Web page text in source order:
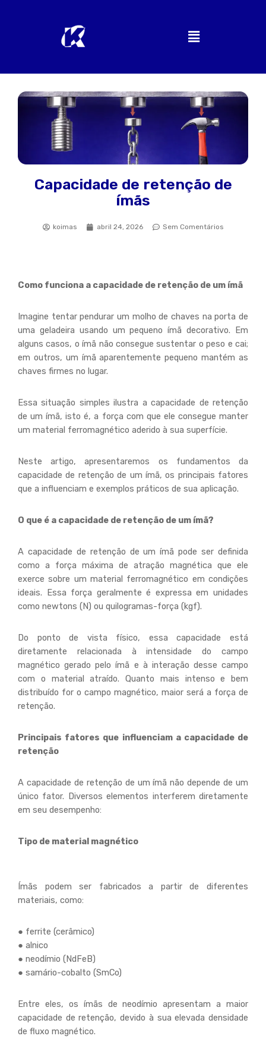
Capacidade de retenção de
ímãs
koimas abril 24, 2026 Sem Comentários
Como funciona a capacidade de retenção de um ímã
Imagine tentar pendurar um molho de chaves na porta de
uma geladeira usando um pequeno ímã decorativo. Em
alguns casos, o ímã não consegue sustentar o peso e cai;
em outros, um ímã aparentemente pequeno mantém as
chaves firmes no lugar.
Essa situação simples ilustra a capacidade de retenção
de um ímã, isto é, a força com que ele consegue manter
um material ferromagnético aderido à sua superfície.
Neste artigo, apresentaremos os fundamentos da
capacidade de retenção de um ímã, os principais fatores
que a influenciam e exemplos práticos de sua aplicação.
O que é a capacidade de retenção de um ímã?
A capacidade de retenção de um ímã pode ser definida
como a força máxima de atração magnética que ele
exerce sobre um material ferromagnético em condições
ideais. Essa força geralmente é expressa em unidades
como newtons (N) ou quilogramas-força (kgf).
Do ponto de vista físico, essa capacidade está
diretamente relacionada à intensidade do campo
magnético gerado pelo ímã e à interação desse campo
com o material atraído. Quanto mais intenso e bem
distribuído for o campo magnético, maior será a força de
retenção.
Principais fatores que influenciam a capacidade de
retenção
A capacidade de retenção de um ímã não depende de um
único fator. Diversos elementos interferem diretamente
em seu desempenho:
Tipo de material magnético
Ímãs podem ser fabricados a partir de diferentes
materiais, como:
● ferrite (cerâmico)
● alnico
● neodímio (NdFeB)
● samário-cobalto (SmCo)
Entre eles, os ímãs de neodímio apresentam a maior
capacidade de retenção, devido à sua elevada densidade
de fluxo magnético.